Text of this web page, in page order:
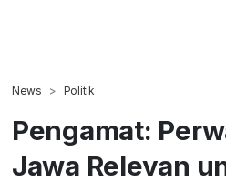
News Politik
Pengamat:
Jawa Relevan